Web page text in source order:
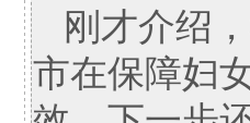
刚才介绍
市在保障妇